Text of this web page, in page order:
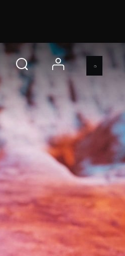
account